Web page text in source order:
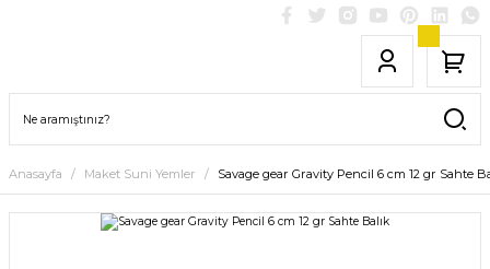
Anasayfa Maket Suni Yemler Savage gear Gravity Pencil 6 cm 12 gr Sahte